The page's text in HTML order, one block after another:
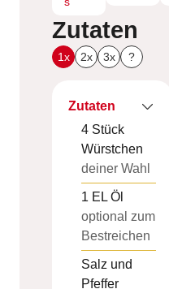
Zutaten
1x 2x 3x ?
Zutaten
4 Stück
Würstchen
deiner Wahl
1 EL Öl
optional zum
Bestreichen
Salz und
Pfeffer